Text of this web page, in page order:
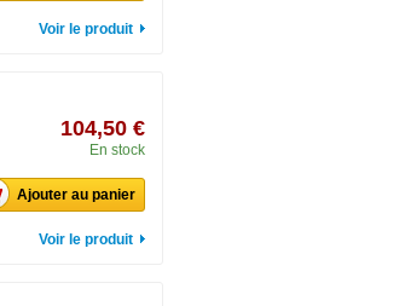
Voir le produit
104,50 €
En stock
Ajouter au panier
Voir le produit